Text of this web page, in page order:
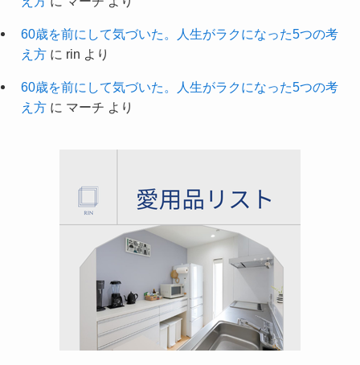
60歳を前にして気づいた。人生がラクになった5つの考
え方に rin より
60歳を前にして気づいた。人生がラクになった5つの考
え方に マーチ より